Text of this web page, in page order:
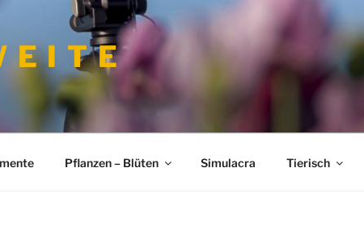
E I T E
Pflanzen – Blüten Simulacra Tierisch